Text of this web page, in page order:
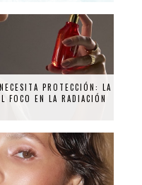
PROTECCIÓN: LA
FOCO EN LA RADIACIÓN